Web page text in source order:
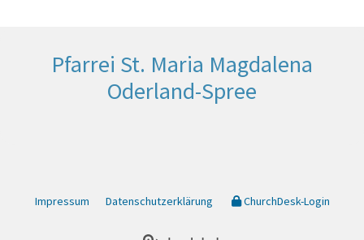
Pfarrei St. Maria Magdalena
Oderland-Spree
Impressum Datenschutzerklärung ChurchDesk-Login